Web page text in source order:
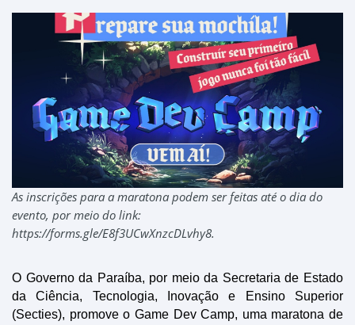
As inscrições para a maratona podem ser feitas até o dia do
evento, por meio do link:
https://forms.gle/E8f3UCwXnzcDLvhy8.
O Governo da Paraíba, por meio da Secretaria de Estado
da Ciência, Tecnologia, Inovação e Ensino Superior
(Secties), promove o Game Dev Camp, uma maratona de